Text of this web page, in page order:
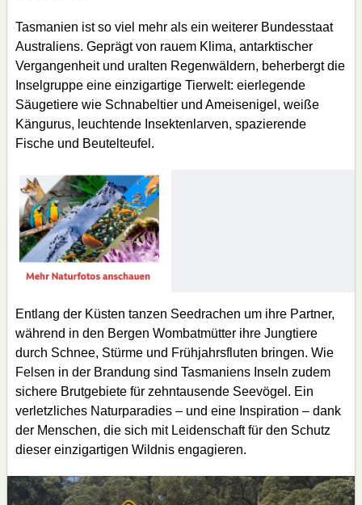
Tasmanien ist so viel mehr als ein weiterer Bundesstaat
Australiens. Geprägt von rauem Klima, antarktischer
Vergangenheit und uralten Regenwäldern, beherbergt die
Inselgruppe eine einzigartige Tierwelt: eierlegende
Säugetiere wie Schnabeltier und Ameisenigel, weiße
Kängurus, leuchtende Insektenlarven, spazierende
Fische und Beutelteufel.
Entlang der Küsten tanzen Seedrachen um ihre Partner,
während in den Bergen Wombatmütter ihre Jungtiere
durch Schnee, Stürme und Frühjahrsfluten bringen. Wie
Felsen in der Brandung sind Tasmaniens Inseln zudem
sichere Brutgebiete für zehntausende Seevögel. Ein
verletzliches Naturparadies – und eine Inspiration – dank
der Menschen, die sich mit Leidenschaft für den Schutz
dieser einzigartigen Wildnis engagieren.